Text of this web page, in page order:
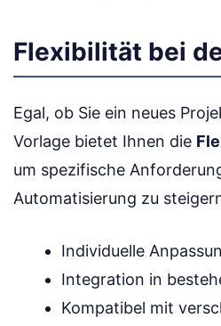
Flexibilität bei
Egal, ob Sie ein neues
Vorlage bietet Ihnen die
um spezifische
Automatisierung zu
Individuelle
Integration in
Kompatibel mit